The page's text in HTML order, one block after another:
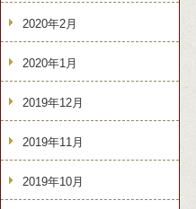
2020年2月
2020年1月
2019年12月
2019年11月
2019年10月